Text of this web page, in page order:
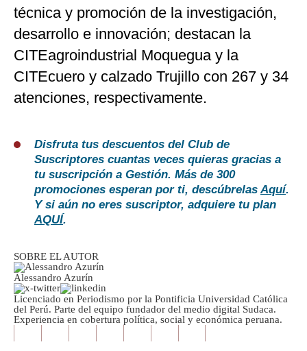
técnica y promoción de la investigación,
desarrollo e innovación; destacan la
CITEagroindustrial Moquegua y la
CITEcuero y calzado Trujillo con 267 y 34
atenciones, respectivamente.
Disfruta tus descuentos del Club de
Suscriptores cuantas veces quieras gracias a
tu suscripción a Gestión. Más de 300
promociones esperan por ti, descúbrelasAquí.
Y si aún no eres suscriptor, adquiere tu plan
AQUÍ.
SOBRE EL AUTOR
Alessandro Azurín
Licenciado en Periodismo por la Pontificia Universidad Católica
del Perú. Parte del equipo fundador del medio digital Sudaca.
Experiencia en cobertura política, social y económica peruana.